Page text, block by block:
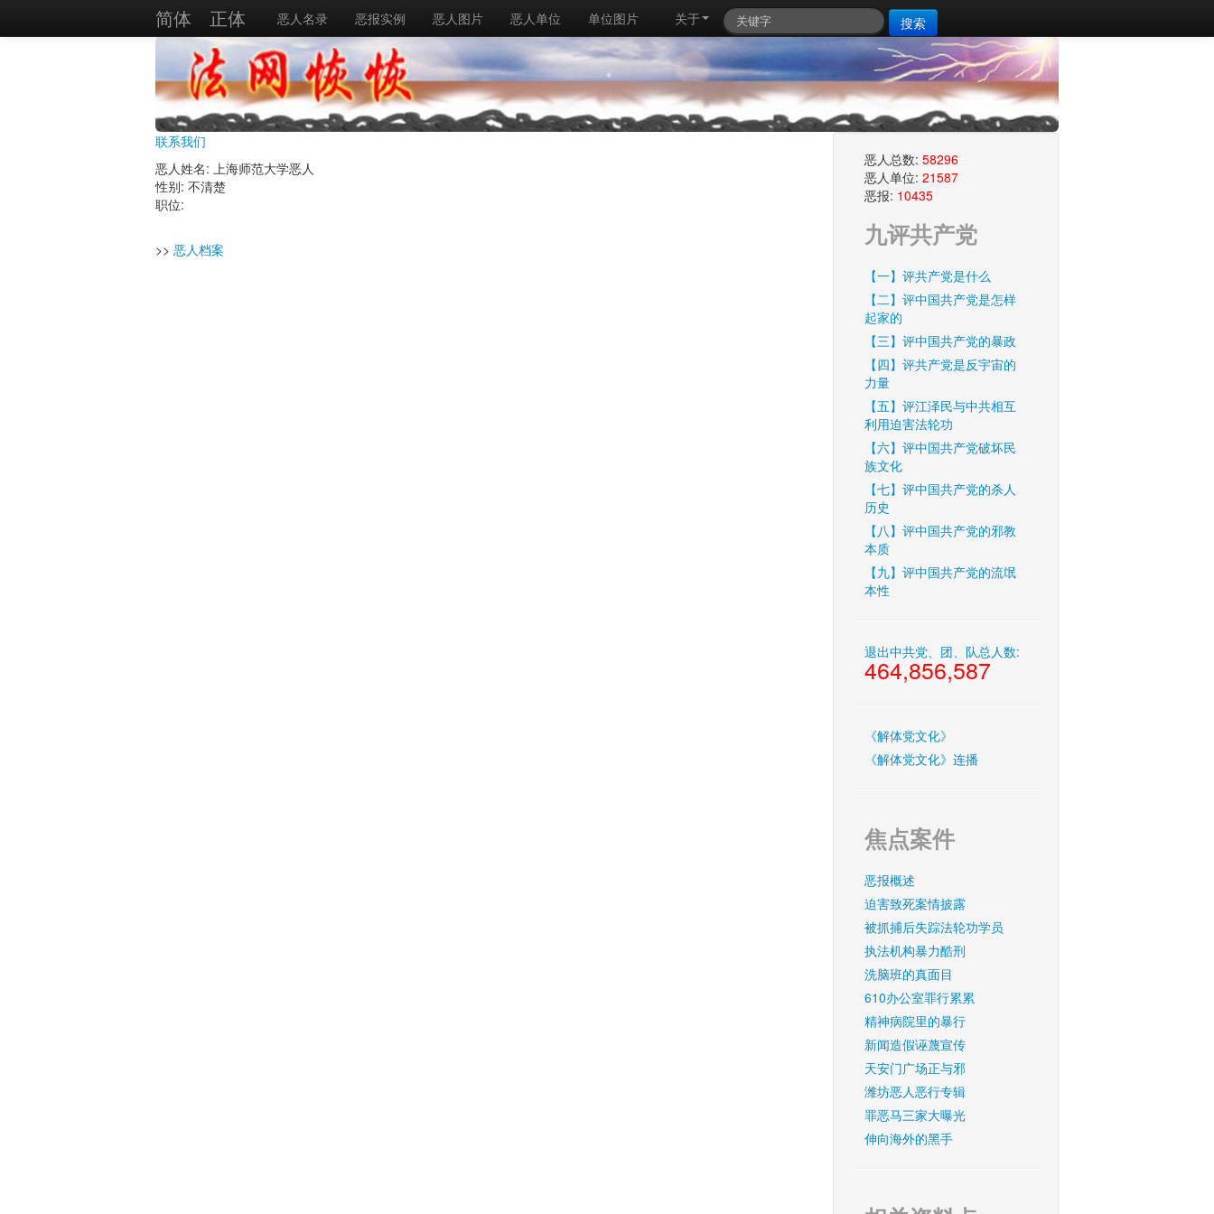
简体 正体 恶人名录 恶报实例 恶人图片 恶人单位 单位图片 搜索
关于
联系我们
恶人姓名: 上海师范大学恶人
性别: 不清楚
职位:
>> 恶人档案
恶人总数: 58296
恶人单位: 21587
恶报: 10435
九评共产党
【一】评共产党是什么
【二】评中国共产党是怎样
起家的
【三】评中国共产党的暴政
【四】评共产党是反宇宙的
力量
【五】评江泽民与中共相互
利用迫害法轮功
【六】评中国共产党破坏民
族文化
【七】评中国共产党的杀人
历史
【八】评中国共产党的邪教
本质
【九】评中国共产党的流氓
本性
退出中共党、团、队总人数:
464,856,587
《解体党文化》
《解体党文化》连播
焦点案件
恶报概述
迫害致死案情披露
被抓捕后失踪法轮功学员
执法机构暴力酷刑
洗脑班的真面目
610办公室罪行累累
精神病院里的暴行
新闻造假诬蔑宣传
天安门广场正与邪
潍坊恶人恶行专辑
罪恶马三家大曝光
伸向海外的黑手